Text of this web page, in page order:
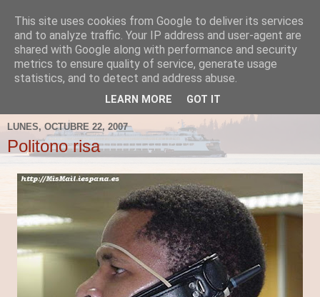
Fergus el Destructor
Blog sobre lo que le apetece escribir a Fergus, en el caso
de que le apetezca escribir.
LUNES, OCTUBRE 22, 2007
Politono risa
This site uses cookies from Google to deliver its services
and to analyze traffic. Your IP address and user-agent are
shared with Google along with performance and security
metrics to ensure quality of service, generate usage
statistics, and to detect and address abuse.
LEARN MORE GOT IT